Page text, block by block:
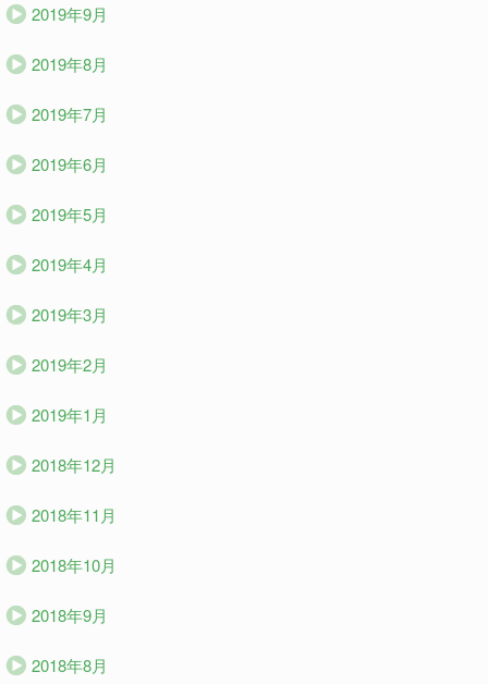
2019年9月
2019年8月
2019年7月
2019年6月
2019年5月
2019年4月
2019年3月
2019年2月
2019年1月
2018年12月
2018年11月
2018年10月
2018年9月
2018年8月